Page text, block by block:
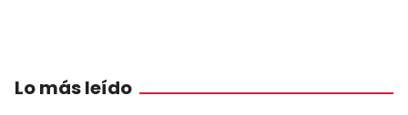
Lo más leído